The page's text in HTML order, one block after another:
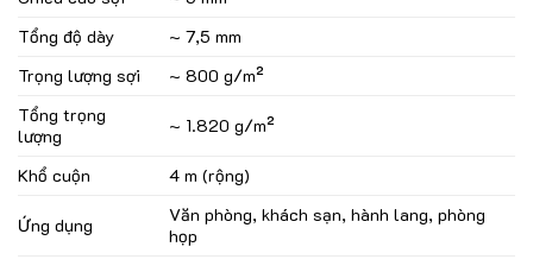
Tổng độ dày
~ 7,5 mm
Trọng lượng sợi
~ 800 g/m²
Tổng trọng
lượng
~ 1.820 g/m²
Khổ cuộn 4 m (rộng)
Ứng dụng
Văn phòng, khách sạn, hành lang, phòng
họp